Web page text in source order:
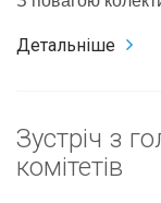
Детальніше
Зустріч з
комітетів